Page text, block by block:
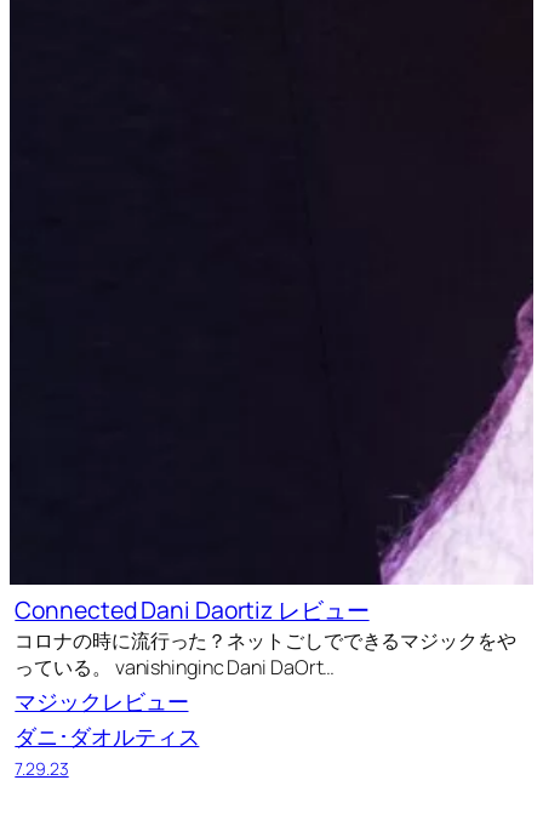
Connected Dani Daortiz レビュー
コロナの時に流行った？ネットごしでできるマジックをや
っている。 vanishinginc Dani DaOrt…
マジックレビュー
ダニ･ダオルティス
7.29.23